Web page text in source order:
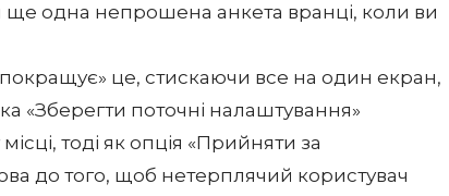
ще одна непрошена анкета вранці, коли ви
це, стискаючи все на один екран,
«Зберегти поточні налаштування»
тоді як опція «Прийняти за
до того, щоб нетерплячий користувач